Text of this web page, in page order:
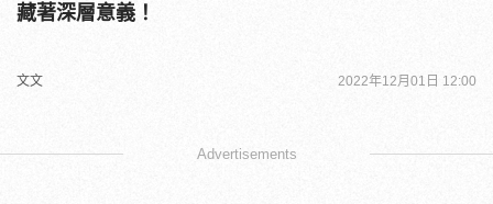
藏著深層意義！
文文 2022年12月01日 12:00
Advertisements